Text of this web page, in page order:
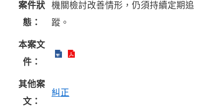
案件狀
態：
機關檢討改善情形，仍須持續定期追
蹤。
本案文
件：
其他案
文：
糾正